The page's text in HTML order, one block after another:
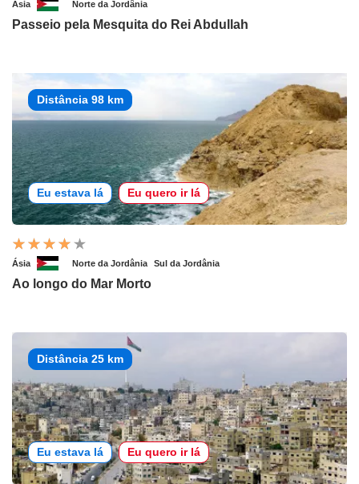
Ásia Norte da Jordânia
Passeio pela Mesquita do Rei Abdullah
Distância 98 km
Eu estava lá Eu quero ir lá
Ásia Norte da Jordânia Sul da Jordânia
Ao longo do Mar Morto
Distância 25 km
Eu estava lá Eu quero ir lá